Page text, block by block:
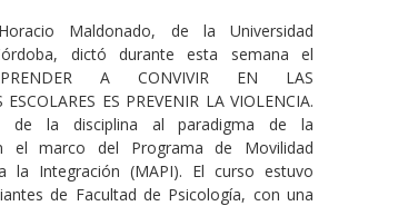
Maldonado, de la Universidad
dictó durante esta semana el
A CONVIVIR EN LAS
ESCOLARES ES PREVENIR LA VIOLENCIA.
de la disciplina al paradigma de la
el marco del Programa de Movilidad
la Integración (MAPI). El curso estuvo
de Facultad de Psicología, con una